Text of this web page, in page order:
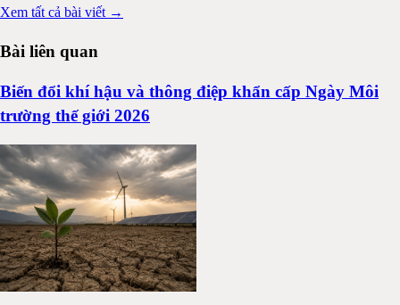
Xem tất cả bài viết →
Bài liên quan
Biến đổi khí hậu và thông điệp khẩn cấp Ngày Môi
trường thế giới 2026